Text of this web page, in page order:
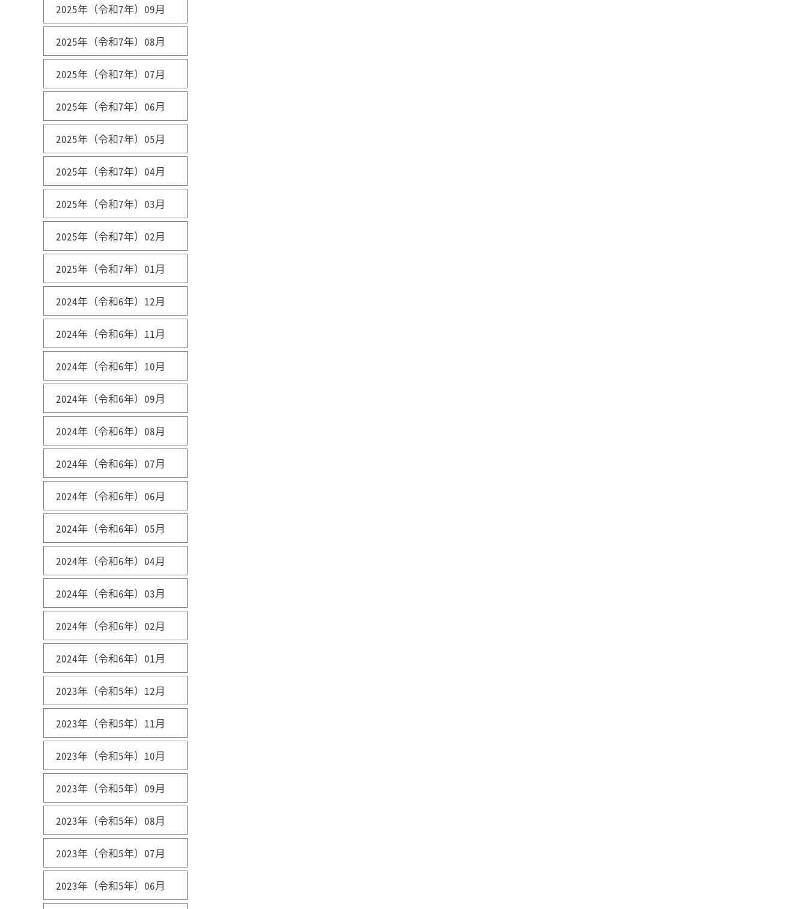
2025年（令和7年）09月
2025年（令和7年）08月
2025年（令和7年）07月
2025年（令和7年）06月
2025年（令和7年）05月
2025年（令和7年）04月
2025年（令和7年）03月
2025年（令和7年）02月
2025年（令和7年）01月
2024年（令和6年）12月
2024年（令和6年）11月
2024年（令和6年）10月
2024年（令和6年）09月
2024年（令和6年）08月
2024年（令和6年）07月
2024年（令和6年）06月
2024年（令和6年）05月
2024年（令和6年）04月
2024年（令和6年）03月
2024年（令和6年）02月
2024年（令和6年）01月
2023年（令和5年）12月
2023年（令和5年）11月
2023年（令和5年）10月
2023年（令和5年）09月
2023年（令和5年）08月
2023年（令和5年）07月
2023年（令和5年）06月